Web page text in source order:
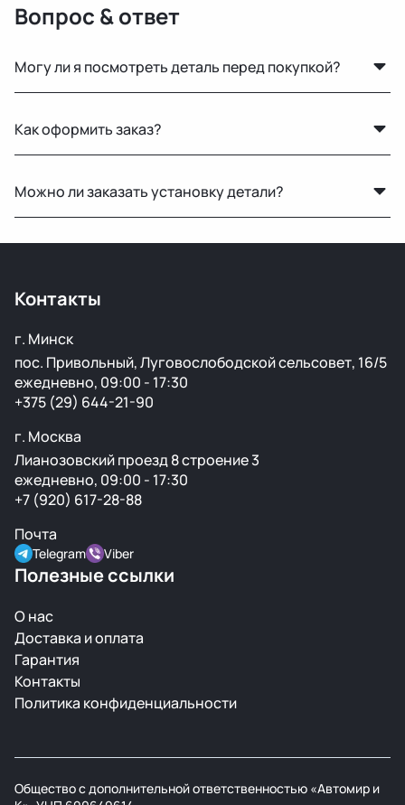
Вопрос & ответ
Могу ли я посмотреть деталь перед покупкой?
осмотреть деталь лично или запросить фото и
видеообзор.
Как оформить заказ?
мессенджер или позвонить — менеджер уточнит
детали и оформит заказ.
Можно ли заказать установку детали?
Контакты
г. Минск
пос. Привольный, Луговослободской сельсовет, 16/5
ежедневно, 09:00 - 17:30
+375 (29) 644-21-90
г. Москва
Лианозовский проезд 8 строение 3
ежедневно, 09:00 - 17:30
+7 (920) 617-28-88
Почта
Telegram Viber
Полезные ссылки
О нас
Доставка и оплата
Гарантия
Контакты
Политика конфиденциальности
Общество с дополнительной ответственностью «Автомир и